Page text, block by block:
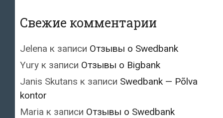
Свежие комментарии
Jelena к записи Отзывы о Swedbank
Yury к записи Отзывы о Bigbank
Janis Skutans к записи Swedbank — Põlva
kontor
Maria к записи Отзывы о Swedbank